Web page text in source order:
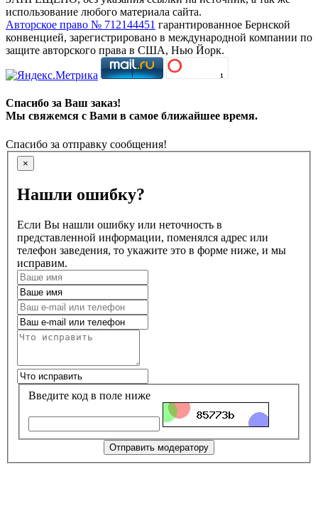
использование любого материала сайта.
Авторское право № 712144451 гарантированное Бернской
конвенцией, зарегистрировано в международной компании по
защите авторского права в США, Нью Йорк.
Спасибо за Ваш заказ!
Мы свяжемся с Вами в самое ближайшее время.
Спасибо за отправку сообщения!
×
Нашли ошибку?
Если Вы нашли ошибку или неточность в
представленной информации, поменялся адрес или
телефон заведения, то укажите это в форме ниже, и мы
исправим.
Введите код в поле ниже
Отправить модератору